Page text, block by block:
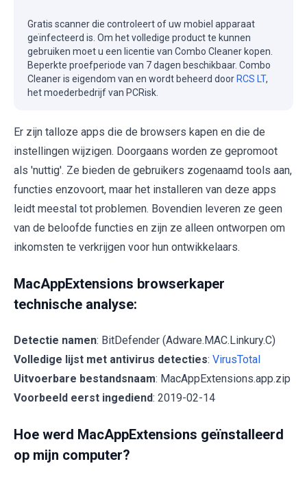
Gratis scanner die controleert of uw mobiel apparaat
geïnfecteerd is. Om het volledige product te kunnen
gebruiken moet u een licentie van Combo Cleaner kopen.
Beperkte proefperiode van 7 dagen beschikbaar. Combo
Cleaner is eigendom van en wordt beheerd door RCS LT,
het moederbedrijf van PCRisk.
Er zijn talloze apps die de browsers kapen en die de
instellingen wijzigen. Doorgaans worden ze gepromoot
als 'nuttig'. Ze bieden de gebruikers zogenaamd tools aan,
functies enzovoort, maar het installeren van deze apps
leidt meestal tot problemen. Bovendien leveren ze geen
van de beloofde functies en zijn ze alleen ontworpen om
inkomsten te verkrijgen voor hun ontwikkelaars.
MacAppExtensions browserkaper
technische analyse:
Detectie namen: BitDefender (Adware.MAC.Linkury.C)
Volledige lijst met antivirus detecties: VirusTotal
Uitvoerbare bestandsnaam: MacAppExtensions.app.zip
Voorbeeld eerst ingediend: 2019-02-14
Hoe werd MacAppExtensions geïnstalleerd
op mijn computer?